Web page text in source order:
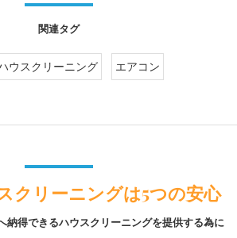
関連タグ
ウスクリーニング エアコン
クリーニングは5つの安心
納得できるハウスクリーニングを提供する為に